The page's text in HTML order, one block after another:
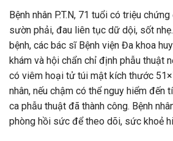
Bệnh nhân P.T.N, 71 tuổi có triệu
sườn phải, đau liên tục dữ dội, sốt
bệnh, các bác sĩ Bệnh viện Đa khoa
khám và hội chẩn chỉ định phẫu thuật
có viêm hoại tử túi mật kích thước
nhân, nếu chậm có thể nguy hiểm đến
ca phẫu thuật đã thành công. Bệnh
phòng hồi sức để theo dõi, sức khoẻ